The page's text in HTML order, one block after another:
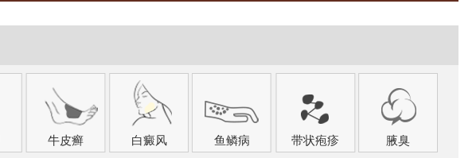
牛皮癣 白癜风 鱼鳞病 带状疱疹 腋臭